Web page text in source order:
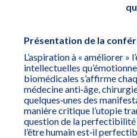
Présentation de la
L’aspiration à « améliorer »
intellectuelles
biomédicales s’affirme
médecine anti‐âge,
quelques‐unes des
manière critique l’utopie
question de la perfectibilité
l’être humain est‐il